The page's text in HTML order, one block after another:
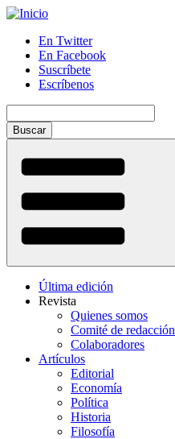
Pasar
contenido
principal
Menú
auxiliar
En Twitter
En Facebook
Suscríbete
Escríbenos
Última edición
Revista
Quienes somos
Comité de redacción
Colaboradores
Artículos
Editorial
Economía
Política
Historia
Filosofía